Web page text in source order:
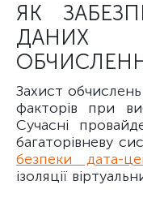
ЯК
ДАНИХ
Захист
факторів при
Сучасні
багаторівневу
безпеки дата-
ізоляції